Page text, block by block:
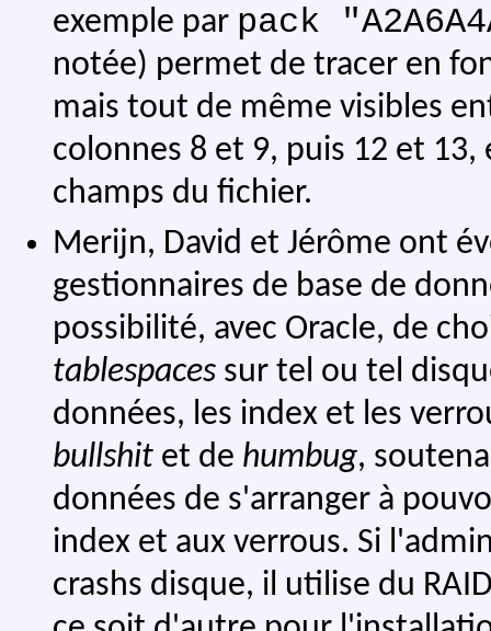
exemple par pack
notée) permet de tracer en
mais tout de même visibles
colonnes 8 et 9, puis 12 et
champs du fichier.
Merijn, David et Jérôme ont
gestionnaires de base de
possibilité, avec Oracle, de
tablespaces sur tel ou tel
données, les index et les
bullshit et de humbug,
données de s'arranger à
index et aux verrous. Si
crashs disque, il utilise du